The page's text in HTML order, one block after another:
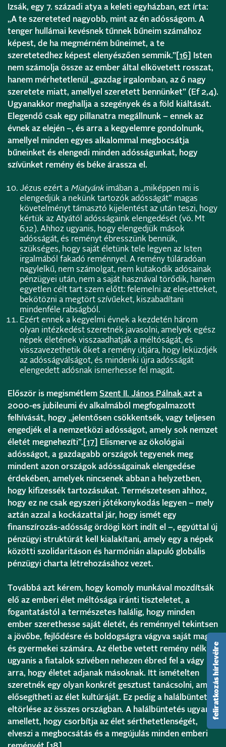
Izsák, egy 7. századi atya a keleti egyházban, ezt írta:
„A te szereteted nagyobb, mint az én adósságom. A
tenger hullámai kevésnek tűnnek bűneim számához
képest, de ha megmérném bűneimet, a te
szeretetedhez képest elenyészően semmik.” [16]
Isten
nem számolja össze az ember által elkövetett rosszat,
hanem mérhetetlenül „gazdag irgalomban, az ő nagy
szeretete miatt, amellyel szeretett bennünket” (Ef 2,4).
Ugyanakkor meghallja a szegények és a föld kiáltását.
Elegendő csak egy pillanatra megállnunk – ennek az
évnek az elején –, és arra a kegyelemre gondolnunk,
amellyel minden egyes alkalommal megbocsátja
bűneinket és elengedi minden adósságunkat, hogy
szívünket remény és béke árassza el.
Jézus ezért a Miatyánkimában a „miképpen mi is
elengedjük a nekünk tartozók adósságát” magas
követelményt támasztó kijelentést az után teszi, hogy
kértük az Atyától adósságaink elengedését (vö. Mt
6,12). Ahhoz ugyanis, hogy elengedjük mások
adósságát, és reményt ébresszünk bennük,
szükséges, hogy saját életünk tele legyen az Isten
irgalmából fakadó reménnyel. A remény túláradóan
nagylelkű, nem számolgat, nem kutakodik adósainak
pénzügyei után, nem a saját hasznával törődik, hanem
egyetlen célt tart szem előtt: felemelni az elesetteket,
bekötözni a megtört szívűeket, kiszabadítani
mindenféle rabságból.
Ezért ennek a kegyelmi évnek a kezdetén három
olyan intézkedést szeretnék javasolni, amelyek egész
népek életének visszaadhatják a méltóságát, és
visszavezethetik őket a remény útjára, hogy leküzdjék
az adósságválságot, és mindenki újra adósságát
elengedett adósnak ismerhesse fel magát.
Először is megismétlem Szent II. János Pálnak azt a
2000-es jubileumi év alkalmából megfogalmazott
felhívását, hogy „jelentősen csökkentsék, vagy teljesen
engedjék el a nemzetközi adósságot, amely sok nemzet
életét megnehezíti”. [17]
Elismerve az ökológiai
adósságot, a gazdagabb országok tegyenek meg
mindent azon országok adósságainak elengedése
érdekében, amelyek nincsenek abban a helyzetben,
hogy kifizessék tartozásukat. Természetesen ahhoz,
hogy ez ne csak egyszeri jótékonykodás legyen – mely
aztán azzal a kockázattal jár, hogy ismét egy
finanszírozás-adósság ördögi kört indít el –, egyúttal új
pénzügyi struktúrát kell kialakítani, amely egy a népek
közötti szolidaritáson és harmónián alapuló globális
pénzügyi charta létrehozásához vezet.
Továbbá azt kérem, hogy komoly munkával mozdítsák
elő az emberi élet méltósága iránti tiszteletet, a
fogantatástól a természetes halálig, hogy minden
ember szerethesse saját életét, és reménnyel tekintsen
a jövőbe, fejlődésre és boldogságra vágyva saját maga
és gyermekei számára. Az életbe vetett remény nélkül
ugyanis a fiatalok szívében nehezen ébred fel a vágy
arra, hogy életet adjanak másoknak. Itt ismételten
szeretnék egy olyan konkrét gesztust tanácsolni, amely
elősegítheti az élet kultúráját. Ez pedig a halálbüntetés
eltörlése az összes országban. A halálbüntetés ugyanis
amellett, hogy csorbítja az élet sérthetetlenségét,
elveszi a megbocsátás és a megújulás minden emberi
feliratkozás hírlevélre